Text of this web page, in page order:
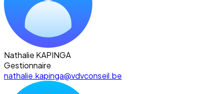
Nathalie KAPINGA
Gestionnaire
nathalie.kapinga@vdvconseil.be